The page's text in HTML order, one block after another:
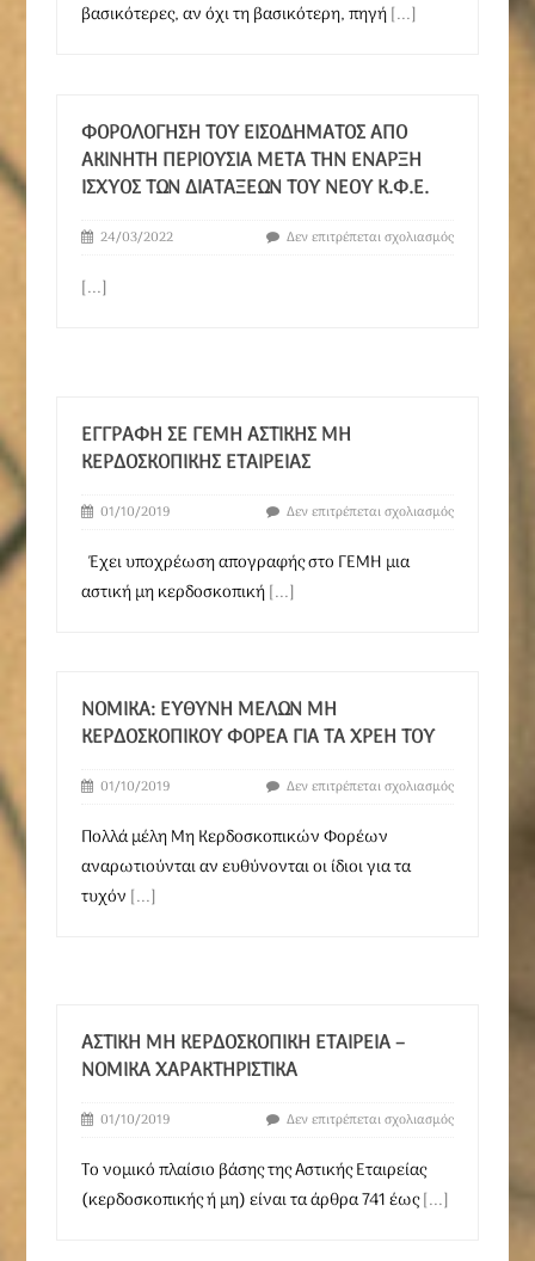
βασικότερες, αν όχι τη βασικότερη, πηγή[...]
ΦΟΡΟΛΌΓΗΣΗ ΤΟΥ ΕΙΣΟΔΉΜΑΤΟΣ ΑΠΌ
ΑΚΊΝΗΤΗ ΠΕΡΙΟΥΣΊΑ ΜΕΤΆ ΤΗΝ ΈΝΑΡΞΗ
ΙΣΧΎΟΣ ΤΩΝ ΔΙΑΤΆΞΕΩΝ ΤΟΥ ΝΈΟΥ Κ.Φ.Ε.
24/03/2022 Δεν επιτρέπεται σχολιασμός
[...]
ΕΓΓΡΑΦΉ ΣΕ ΓΕΜΗ ΑΣΤΙΚΉΣ ΜΗ
ΚΕΡΔΟΣΚΟΠΙΚΉΣ ΕΤΑΙΡΕΊΑΣ
01/10/2019 Δεν επιτρέπεται σχολιασμός
Έχει υποχρέωση απογραφής στο ΓΕΜΗ μια
αστική μη κερδοσκοπική[...]
ΝΟΜΙΚΆ: ΕΥΘΎΝΗ ΜΕΛΏΝ ΜΗ
ΚΕΡΔΟΣΚΟΠΙΚΟΎ ΦΟΡΈΑ ΓΙΑ ΤΑ ΧΡΈΗ ΤΟΥ
01/10/2019 Δεν επιτρέπεται σχολιασμός
Πολλά μέλη Μη Κερδοσκοπικών Φορέων
αναρωτιούνται αν ευθύνονται οι ίδιοι για τα
τυχόν [...]
ΑΣΤΙΚΉ ΜΗ ΚΕΡΔΟΣΚΟΠΙΚΉ ΕΤΑΙΡΕΊΑ –
ΝΟΜΙΚΆ ΧΑΡΑΚΤΗΡΙΣΤΙΚΆ
01/10/2019 Δεν επιτρέπεται σχολιασμός
Το νομικό πλαίσιο βάσης της Αστικής Εταιρείας
(κερδοσκοπικής ή μη) είναι τα άρθρα 741 έως[...]